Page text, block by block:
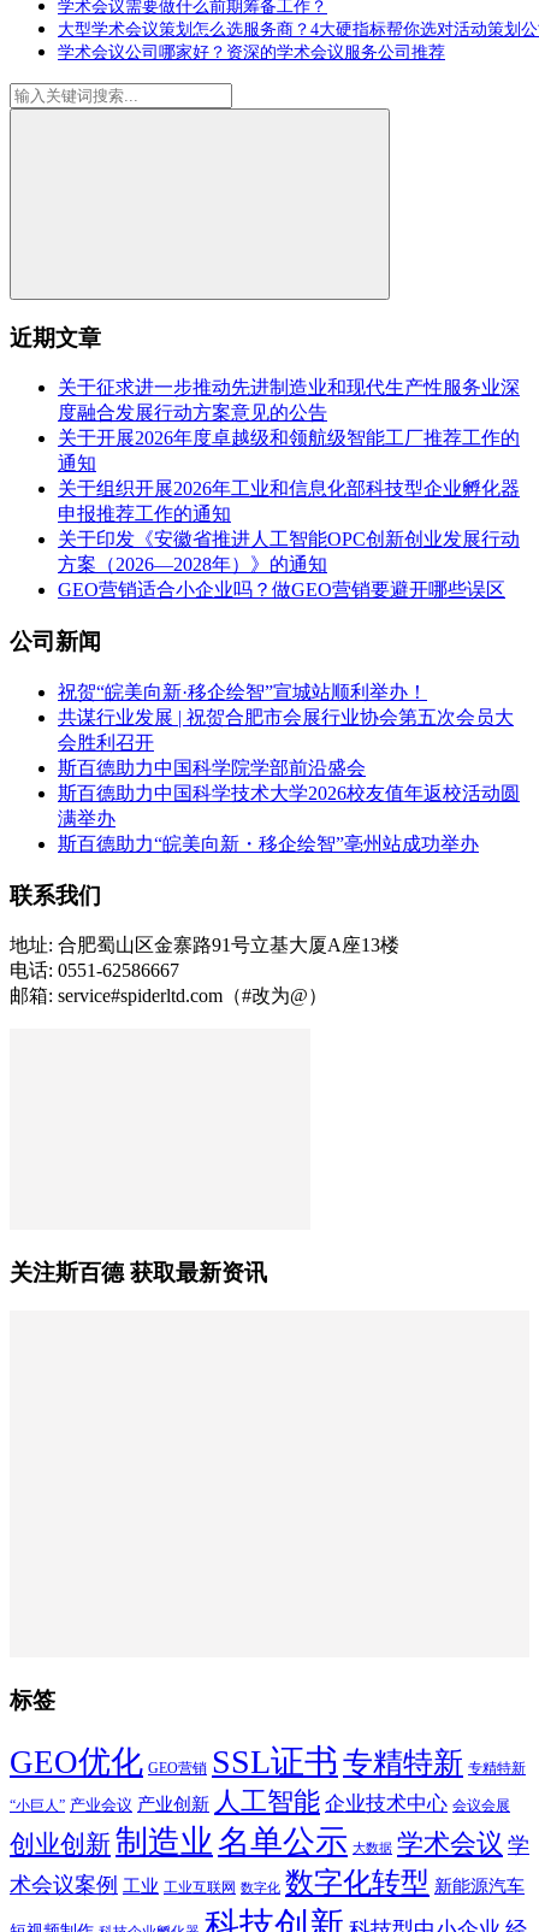
学术会议需要做什么前期筹备工作？
大型学术会议策划怎么选服务商？4大硬指标帮你选对活动策划
学术会议公司哪家好？资深的学术会议服务公司推荐
近期文章
关于征求进一步推动先进制造业和现代生产性服务业深
度融合发展行动方案意见的公告
关于开展2026年度卓越级和领航级智能工厂推荐工作的
通知
关于组织开展2026年工业和信息化部科技型企业孵化器
申报推荐工作的通知
关于印发《安徽省推进人工智能OPC创新创业发展行动
方案（2026—2028年）》的通知
GEO营销适合小企业吗？做GEO营销要避开哪些误区
公司新闻
祝贺“皖美向新·移企绘智”宣城站顺利举办！
共谋行业发展 | 祝贺合肥市会展行业协会第五次会员大
会胜利召开
斯百德助力中国科学院学部前沿盛会
斯百德助力中国科学技术大学2026校友值年返校活动圆
满举办
斯百德助力“皖美向新・移企绘智”亳州站成功举办
联系我们
地址: 合肥蜀山区金寨路91号立基大厦A座13楼
电话: 0551-62586667
邮箱: service#spiderltd.com（#改为@）
关注斯百德 获取最新资讯
标签
GEO优化 GEO营销 SSL证书 专精特新 专精特新
“小巨人” 产业会议 产业创新 人工智能 企业技术中心 会议会展
创业创新制造业 名单公示 大数据 学术会议 学
术会议案例 工业 工业互联网 数字化 数字化转型 新能源汽车